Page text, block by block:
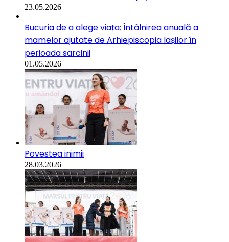
23.05.2026
Bucuria de a alege viața: Întâlnirea anuală a
mamelor ajutate de Arhiepiscopia Iașilor în
perioada sarcinii
01.05.2026
Povestea inimii
28.03.2026